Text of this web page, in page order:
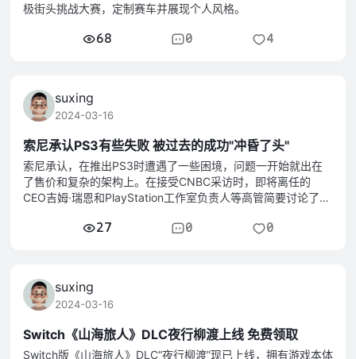
极街头挑战大赛，定制赛车并展现个人风格。
68 0 4
suxing
2024-03-16
索尼承认PS3有些失败 被过去的成功"冲昏了头"
索尼承认，在推出PS3时遭遇了一些困境，问题一开始就出在
了售价和复杂的架构上。在接受CNBC采访时，即将离任的
CEO吉姆·瑞恩和PlayStation工作室负责人等高管简要讨论了问
他认为索尼“有点被PlayStation2的成功冲昏
27 0 0
suxing
2024-03-16
Switch《山海旅人》DLC夜行柳渡上线 免费领取
Switch版《山海旅人》DLC“夜行柳渡”现已上线，拥有游戏本体